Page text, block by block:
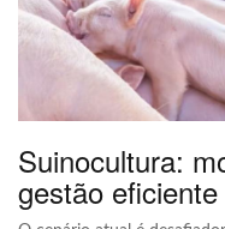
Suinocultura:
gestão eficiente